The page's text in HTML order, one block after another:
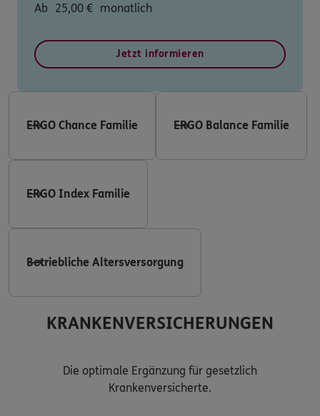
Ab 25,00 € monatlich
Jetzt informieren
ERGO Chance Familie ERGO Balance Familie
ERGO Index Familie
Betriebliche Altersversorgung
KRANKENVERSICHERUNGEN
Die optimale Ergänzung für gesetzlich
Krankenversicherte.